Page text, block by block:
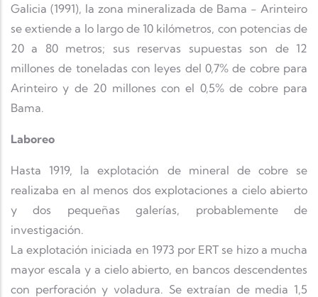
Galicia (1991), la zona mineralizada de Bama - Arinteiro
se extiende a lo largo de 10 kilómetros, con potencias de
20 a 80 metros; sus reservas supuestas son de 12
millones de toneladas con leyes del 0,7% de cobre para
Arinteiro y de 20 millones con el 0,5% de cobre para
Bama.
Laboreo
Hasta 1919, la explotación de mineral de cobre se
realizaba en al menos dos explotaciones a cielo abierto
y dos pequeñas galerías, probablemente de
investigación.
La explotación iniciada en 1973 por ERT se hizo a mucha
mayor escala y a cielo abierto, en bancos descendentes
con perforación y voladura. Se extraían de media 1,5